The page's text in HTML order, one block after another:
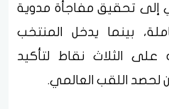
إلى تحقيق مفاجأة مدوية
بينما يدخل المنتخب
على الثلاث نقاط لتأكيد
لحصد اللقب العالمي.